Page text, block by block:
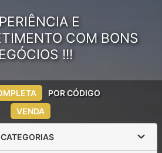
E
COM BONS
!!!
VENDA
POR CÓDIGO
CATEGORIAS